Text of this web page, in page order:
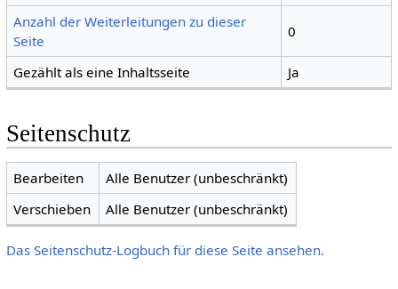
Anzahl der Weiterleitungen zu dieser
Seite
0
Gezählt als eine Inhaltsseite Ja
Seitenschutz
Bearbeiten
Alle Benutzer (unbeschränkt)
Verschieben
Alle Benutzer (unbeschränkt)
Das Seitenschutz-Logbuch für diese Seite ansehen.